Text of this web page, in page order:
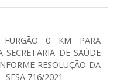
FURGÃO 0 KM PARA
SECRETARIA DE SAÚDE
RESOLUÇÃO DA
SESA 716/2021